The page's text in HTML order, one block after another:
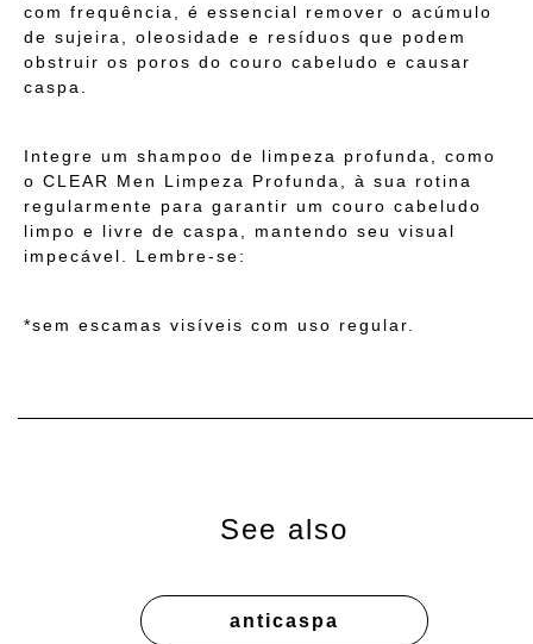
com frequência, é essencial remover o acúmulo
de sujeira, oleosidade e resíduos que podem
obstruir os poros do couro cabeludo e causar
caspa.
Integre um shampoo de limpeza profunda, como
o CLEAR Men Limpeza Profunda, à sua rotina
regularmente para garantir um couro cabeludo
limpo e livre de caspa, mantendo seu visual
impecável. Lembre-se:
*sem escamas visíveis com uso regular.
See also
anticaspa